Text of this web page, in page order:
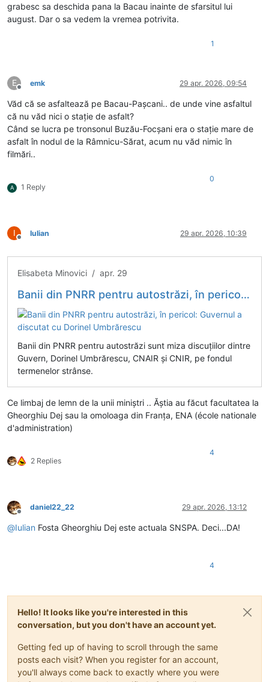
grabesc sa deschida pana la Bacau inainte de sfarsitul lui
august. Dar o sa vedem la vremea potrivita.
1
E
Deconectat
emk 29 apr. 2026, 09:54
Văd că se asfaltează pe Bacau-Pașcani.. de unde vine asfaltul
că nu văd nici o stație de asfalt?
Când se lucra pe tronsonul Buzău-Focșani era o stație mare de
asfalt în nodul de la Râmnicu-Sărat, acum nu văd nimic în
filmări..
A 1 Reply
0
I
Deconectat
Iulian 29 apr. 2026, 10:39
Elisabeta Minovici / apr. 29
Banii din PNRR pentru autostrăzi, în pericol: Guvernul a discutat cu Dorinel Umbrărescu
Banii din PNRR pentru autostrăzi sunt miza discuțiilor dintre
Guvern, Dorinel Umbrărescu, CNAIR și CNIR, pe fondul
termenelor strânse.
Ce limbaj de lemn de la unii miniștri .. Ăștia au făcut facultatea la
Gheorghiu Dej sau la omoloaga din Franța, ENA (école nationale
d'administration)
2 Replies
4
Deconectat
daniel22_22 29 apr. 2026, 13:12
@Iulian Fosta Gheorghiu Dej este actuala SNSPA. Deci...DA!
4
Hello! It looks like you're interested in this
conversation, but you don't have an account yet.
Getting fed up of having to scroll through the same
posts each visit? When you register for an account,
you'll always come back to exactly where you were